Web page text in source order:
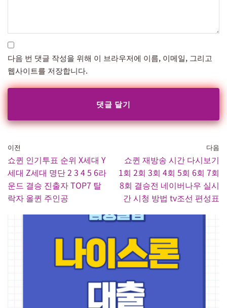
다음 번 댓글 작성을 위해 이 브라우저에 이름, 이메일, 그리고
웹사이트를 저장합니다.
이전
쇼퀸 인기투표 순위 X세대 Y
세대 Z세대 명단 2 3 4 5 6라
운드 결승 진출자 TOP7 탈
락자 올퀸 주인공
다음
쇼퀸 재방송 시간 다시보기
1회 2회 3회 4회 5회 6회 7회
8회 결승전 네이버나우 실시
간 시청 방법 tv조선 편성표